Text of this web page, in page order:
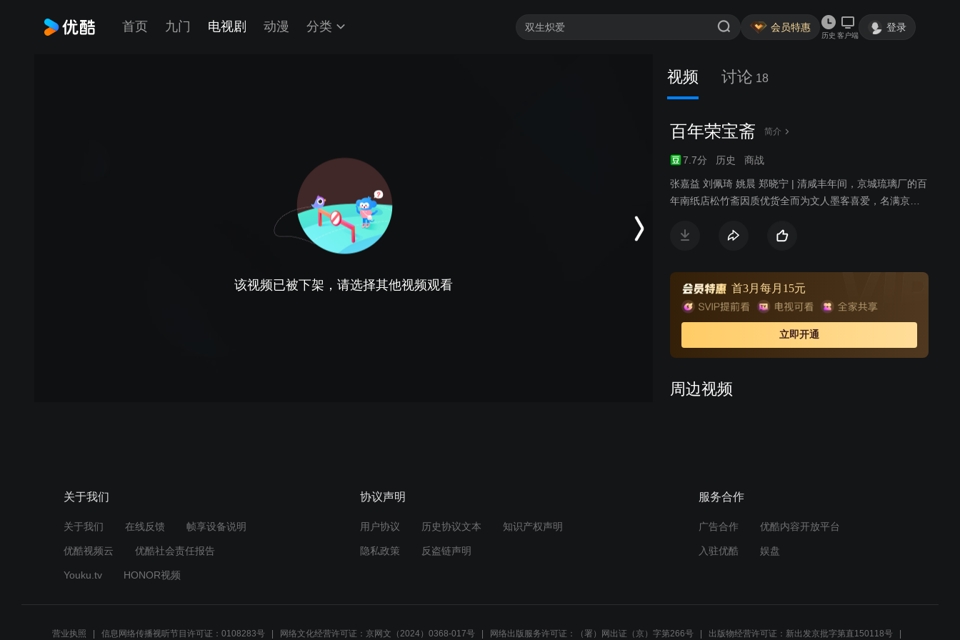
首页 九门 电视剧 动漫 分类 会员特惠
历史 客户端
登录
该视频已被下架，请选择其他视频观看
视频 讨论 18
百年荣宝斋 简介
7.7分 历史 商战
张嘉益 刘佩琦 姚晨 郑晓宁 | 清咸丰年间，京城琉璃厂的百
年南纸店松竹斋因质优货全而为文人墨客喜爱，名满京
元培将军止血疗伤、救其性命。郑将军以怀素和尚的《西
秋月沦落风尘，得刑部杨宪基大人搭救来到京城，终与张
家相认。张幼林因打人入狱，却因祸得福结识了西北刀客
霍震西。期间经营不善的松竹斋濒临破产，幸亏新掌柜庄
虎臣大力革新，松竹斋改号松鹤斋，才得以起死回生。成
年的张幼林尽管对秋月有情，却终依母命，娶米店千金何
鹤斋，百年老店见证了一段血泪斑斑的中国近代史。
首3月每月15元
立即开通
周边视频
避
02:13
关于我们
关于我们 在线反馈 帧享设备说明
优酷视频云 优酷社会责任报告
Youku.tv HONOR视频
协议声明
用户协议 历史协议文本 知识产权声明
隐私政策 反盗链声明
服务合作
广告合作 优酷内容开放平台
入驻优酷 娱盘
营业执照 信息网络传播视听节目许可证：0108283号 网络文化经营许可证：京网文（2024）0368-017号 网络出版服务许可证：（署）网出证（京）字第266号 出版物经营许可证：新出发京批字第直150118号